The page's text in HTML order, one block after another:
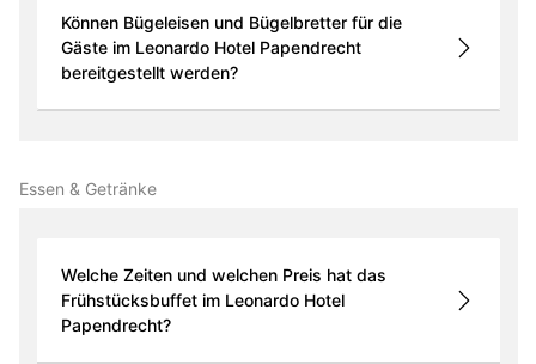
Können Bügeleisen und Bügelbretter für die
Gäste im Leonardo Hotel Papendrecht
bereitgestellt werden?
Essen & Getränke
Welche Zeiten und welchen Preis hat das
Frühstücksbuffet im Leonardo Hotel
Papendrecht?